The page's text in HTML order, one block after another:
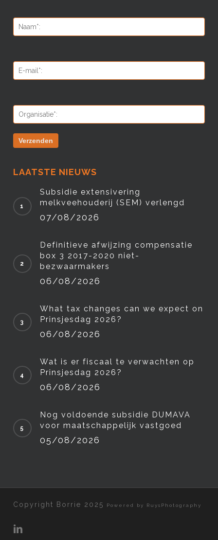
LAATSTE NIEUWS
Subsidie extensivering
melkveehouderij (SEM) verlengd
07/08/2026
Definitieve afwijzing compensatie
box 3 2017-2020 niet-
bezwaarmakers
06/08/2026
What tax changes can we expect on
Prinsjesdag 2026?
06/08/2026
Wat is er fiscaal te verwachten op
Prinsjesdag 2026?
06/08/2026
Nog voldoende subsidie DUMAVA
voor maatschappelijk vastgoed
05/08/2026
Copyright Borrie 2025 Powered by RuysPhotography
linkedin